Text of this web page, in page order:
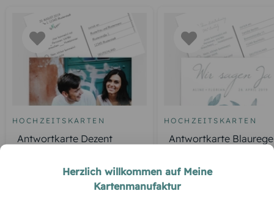
HOCHZEITSKARTEN
Antwortkarte Dezent
HOCHZEITSKARTEN
Antwortkarte
Herzlich willkommen auf Meine
Kartenmanufaktur